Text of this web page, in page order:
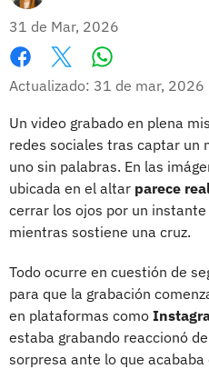
31 de Mar, 2026
Facebook
X
Actualizado: 31 de mar, 2026
Un video grabado en plena
redes sociales tras captar un
uno sin palabras. En las
ubicada en el altar parece
cerrar los ojos por un
mientras sostiene una cruz.
Todo ocurre en cuestión de
para que la grabación
en plataformas como
estaba grabando reaccionó
sorpresa ante lo que acababa